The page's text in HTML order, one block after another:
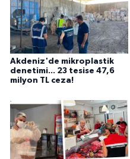
Akdeniz'de mikroplastik
denetimi... 23 tesise 47,6
milyon TL ceza!